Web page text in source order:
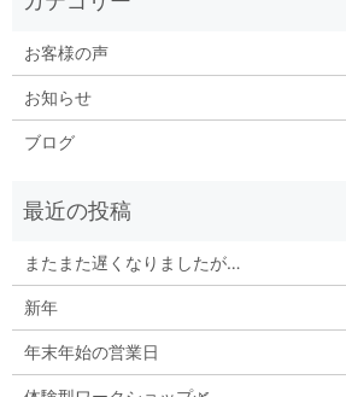
お客様の声
お知らせ
ブログ
またまた遅くなりましたが…
新年
年末年始の営業日